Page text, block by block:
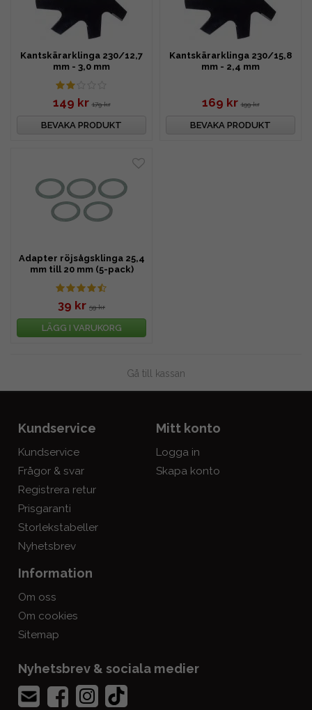
Kantskärarklinga 230/12,7
mm - 3,0 mm
149 kr 179 kr
BEVAKA PRODUKT
Kantskärarklinga 230/15,8
mm - 2,4 mm
169 kr 199 kr
BEVAKA PRODUKT
Adapter röjsågsklinga 25,4
mm till 20 mm (5-pack)
39 kr 59 kr
LÄGG I VARUKORG
Gå till kassan
Kundservice
Kundservice
Frågor & svar
Registrera retur
Prisgaranti
Storlekstabeller
Nyhetsbrev
Mitt konto
Logga in
Skapa konto
Information
Om oss
Om cookies
Sitemap
Nyhetsbrev & sociala medier